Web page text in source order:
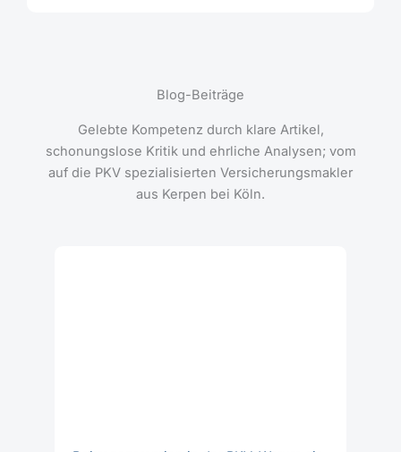
Blog-Beiträge
Gelebte Kompetenz durch klare Artikel,
schonungslose Kritik und ehrliche Analysen; vom
auf die PKV spezialisierten Versicherungsmakler
aus Kerpen bei Köln.